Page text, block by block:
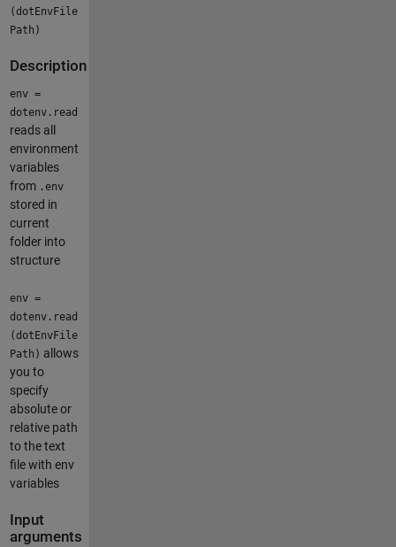
(dotEnvFile
Path)
Description
env =
dotenv.read
reads all
environment
variables
from .env
stored in
current
folder into
structure
env =
dotenv.read
(dotEnvFile
Path) allows
you to
specify
absolute or
relative path
to the text
file with env
variables
Input
arguments